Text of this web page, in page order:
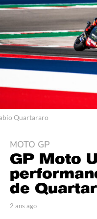
Quartararo
2
a
s
a
g
MOTO GP
GP Moto
de
p
2 ans ago